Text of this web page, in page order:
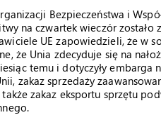
Bezpieczeństwa i
na czwartek wieczór zostało
UE zapowiedzieli, że w
że Unia zdecyduje się na
temu i dotyczyły embarga
zakaz sprzedaży
zakaz eksportu sprzętu